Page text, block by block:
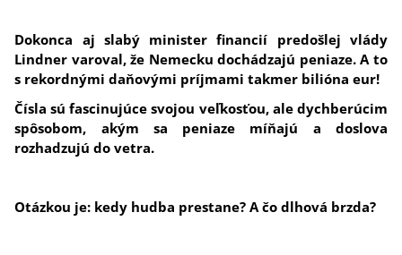
Dokonca aj slabý minister financií predošlej vlády
Lindner varoval, že Nemecku dochádzajú peniaze. A to
s rekordnými daňovými príjmami takmer bilióna eur!
Čísla sú fascinujúce svojou veľkosťou, ale dychberúcim
spôsobom, akým sa peniaze míňajú a doslova
rozhadzujú do vetra.
Otázkou je: kedy hudba prestane? A čo dlhová brzda?